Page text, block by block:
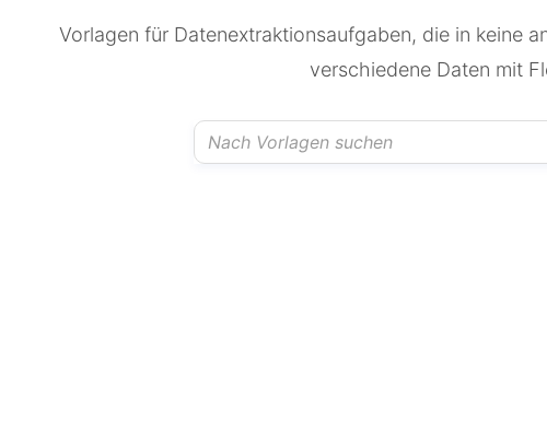
Vorlagen für Datenextraktionsaufgaben, die in keine
verschiedene Daten mit